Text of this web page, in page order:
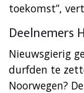
toekomst”,
Deelnemers
Nieuwsgierig
durfden te
Noorwegen?